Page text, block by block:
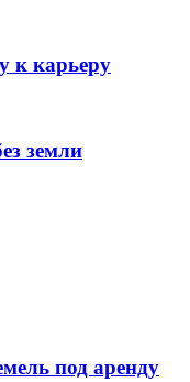
к карьеру
земли
под аренду